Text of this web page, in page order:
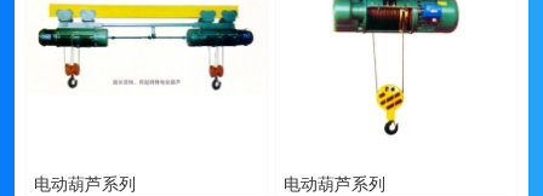
电动葫芦系列 电动葫芦系列